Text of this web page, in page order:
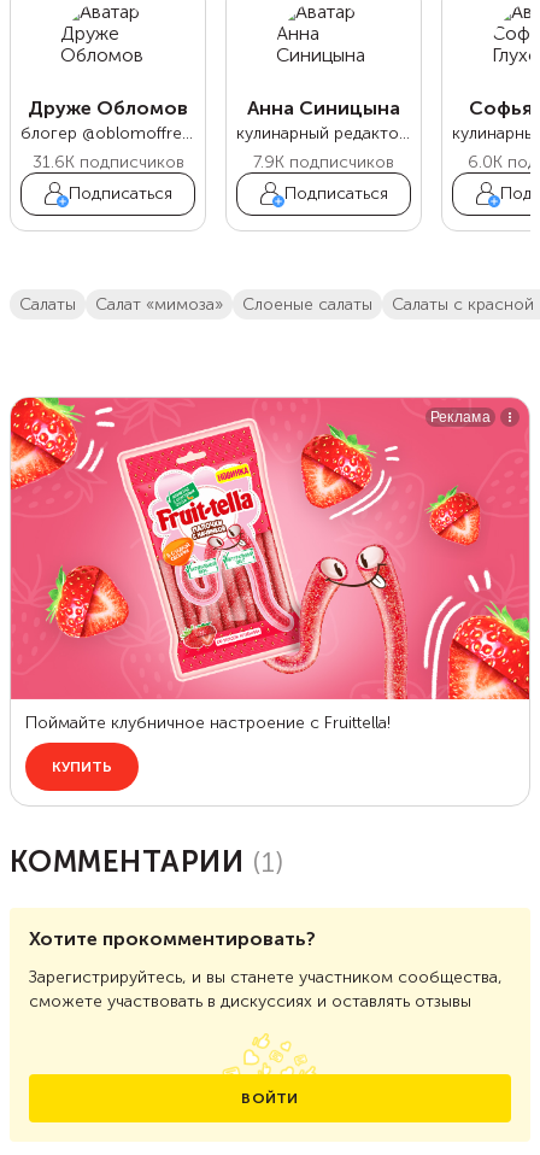
Друже Обломов
блогер @oblomoffrecipe
31.6Kподписчиков
Подписаться
Анна Синицына
кулинарный редактор Food.ru
7.9K подписчиков
Подписаться
Софья
6.0K
салаты салат «мимоза» слоеные салаты салаты с
КОММЕНТАРИИ (1)
Хотите прокомментировать?
Зарегистрируйтесь, и вы станете участником сообщества,
сможете участвовать в дискуссиях и оставлять отзывы
ВОЙТИ